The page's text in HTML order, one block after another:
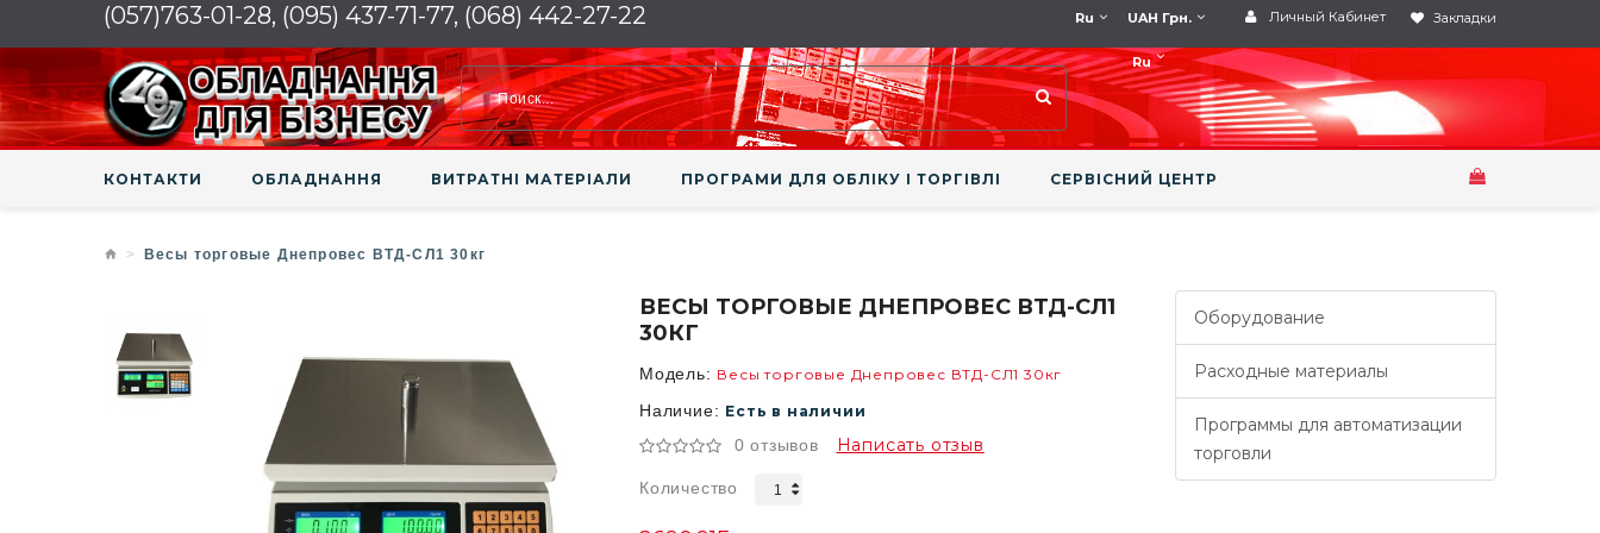
(057)763-01-28, (095) 437-71-77, (068) 442-27-22 Закладки
Личный Кабинет
UAH Грн.
Ru
Ru
КОНТАКТИ ОБЛАДНАННЯ ВИТРАТНІ МАТЕРІАЛИ ПРОГРАМИ ДЛЯ ОБЛІКУ І ТОРГІВЛІ СЕРВІСНИЙ ЦЕНТР
Весы торговые Днепровес ВТД-СЛ1 30кг
ВЕСЫ ТОРГОВЫЕ ДНЕПРОВЕС ВТД-СЛ1
30КГ
Модель: Весы торговые Днепровес ВТД-СЛ1 30кг
Наличие: Есть в наличии
0 отзывов Написать отзыв
Количество
Оборудование
Расходные материалы
Программы для автоматизации
торговли